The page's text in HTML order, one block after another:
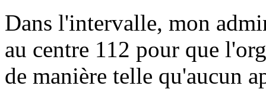
Dans l'intervalle, mon
au centre 112 pour que
de manière telle qu'aucun